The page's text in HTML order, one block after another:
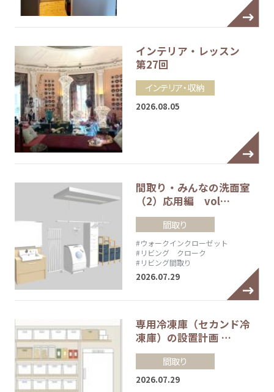
インテリア・レッスン
第27回
インテリア・収納
2026.08.05
間取り・みんなの洗面室
（2）応用編 vol…
間取り
#ウォークインクローゼット
#リビング クローク
#リビング間取り
2026.07.29
専用冷凍庫（セカンド冷
凍庫）の設置計画 …
間取り
2026.07.29